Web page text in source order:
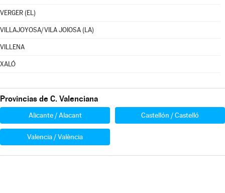
VERGER (EL)
VILLAJOYOSA/VILA JOIOSA (LA)
VILLENA
XALÓ
Provincias de C. Valenciana
Alicante / Alacant Castellón / Castelló
Valencia / València